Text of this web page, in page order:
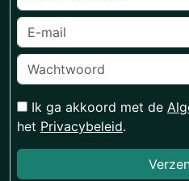
Ik ga akkoord met de
het Privacybeleid.